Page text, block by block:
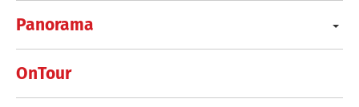
Panorama
OnTour